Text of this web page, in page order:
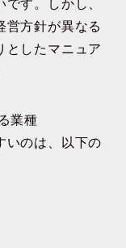
す。しかし、
営方針が異なる
としたマニュア
業種
いのは、以下の